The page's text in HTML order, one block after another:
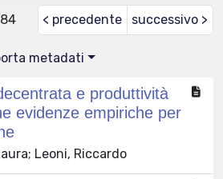
< precedente successivo >
metadati
e produttività
evidenze empiriche per
Leoni, Riccardo